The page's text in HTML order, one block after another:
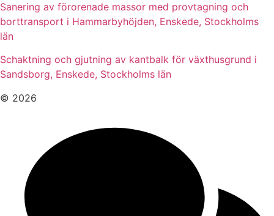
Sanering av förorenade massor med provtagning och
borttransport i Hammarbyhöjden, Enskede, Stockholms
län
Schaktning och gjutning av kantbalk för växthusgrund i
Sandsborg, Enskede, Stockholms län
© 2026